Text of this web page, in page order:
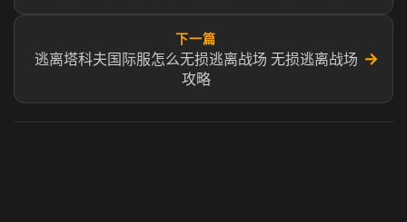
下一篇
逃离塔科夫国际服怎么无损逃离战场 无损逃离战场
攻略
→